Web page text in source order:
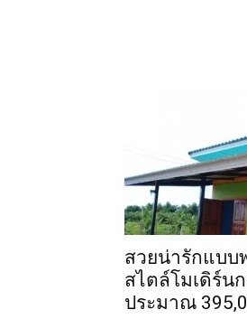
สวยน่ารักแบบ
สไตล์โมเดิร์น
ประมาณ